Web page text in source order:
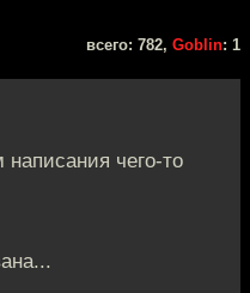
всего: 782, Goblin: 1
чего-то